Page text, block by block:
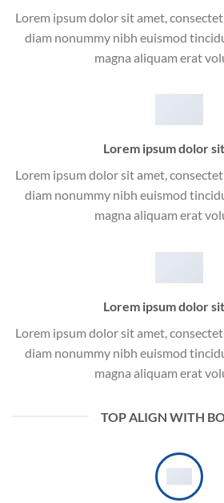
Lorem ipsum dolor sit amet,
diam nonummy nibh euismod
magna aliquam erat
Lorem ipsum dolor
Lorem ipsum dolor sit amet,
diam nonummy nibh euismod
magna aliquam erat
Lorem ipsum dolor
Lorem ipsum dolor sit amet,
diam nonummy nibh euismod
magna aliquam erat
TOP ALIGN WITH